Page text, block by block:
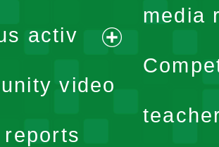
media
expand
menu
activ
expand
video
reports